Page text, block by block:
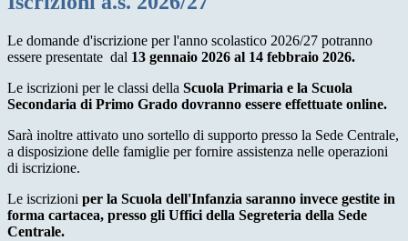
Le domande d'iscrizione per l'anno scolastico 2026/27 potranno
essere presentate dal 13 gennaio 2026 al 14 febbraio 2026.
Le iscrizioni per le classi della Scuola Primaria e la Scuola
Secondaria di Primo Grado dovranno essere effettuate online.
Sarà inoltre attivato uno sortello di supporto presso la Sede Centrale,
a disposizione delle famiglie per fornire assistenza nelle operazioni
di iscrizione.
Le iscrizioni per la Scuola dell'Infanzia saranno invece gestite in
forma cartacea, presso gli Uffici della Segreteria della Sede
Centrale.